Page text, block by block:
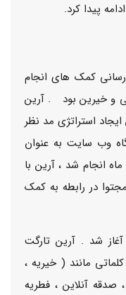
پیدا کرد.
کمک های انجام
و خیرین بود . آرین
استراتژی مد نظر
وب سایت به عنوان
اولین قدم نمود و طراحی وب پس از 1 ماه انجام شد ، آرین با
در رابطه به کمک
شد . آرین تارگت
مانند ( خیریه ،
آنلاین ، فطریه